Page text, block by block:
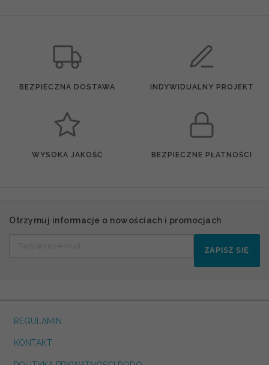
BEZPIECZNA DOSTAWA INDYWIDUALNY PROJEKT
WYSOKA JAKOŚĆ BEZPIECZNE PŁATNOŚCI
Otrzymuj informacje o nowościach i promocjach
ZAPISZ SIĘ
REGULAMIN
KONTAKT